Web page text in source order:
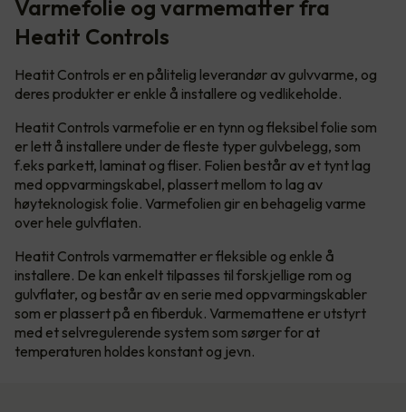
Varmefolie og varmematter fra
Heatit Controls
Heatit Controls er en pålitelig leverandør av gulvvarme, og
deres produkter er enkle å installere og vedlikeholde.
Heatit Controls varmefolie er en tynn og fleksibel folie som
er lett å installere under de fleste typer gulvbelegg, som
f.eks parkett, laminat og fliser. Folien består av et tynt lag
med oppvarmingskabel, plassert mellom to lag av
høyteknologisk folie. Varmefolien gir en behagelig varme
over hele gulvflaten.
Heatit Controls varmematter er fleksible og enkle å
installere. De kan enkelt tilpasses til forskjellige rom og
gulvflater, og består av en serie med oppvarmingskabler
som er plassert på en fiberduk. Varmemattene er utstyrt
med et selvregulerende system som sørger for at
temperaturen holdes konstant og jevn.